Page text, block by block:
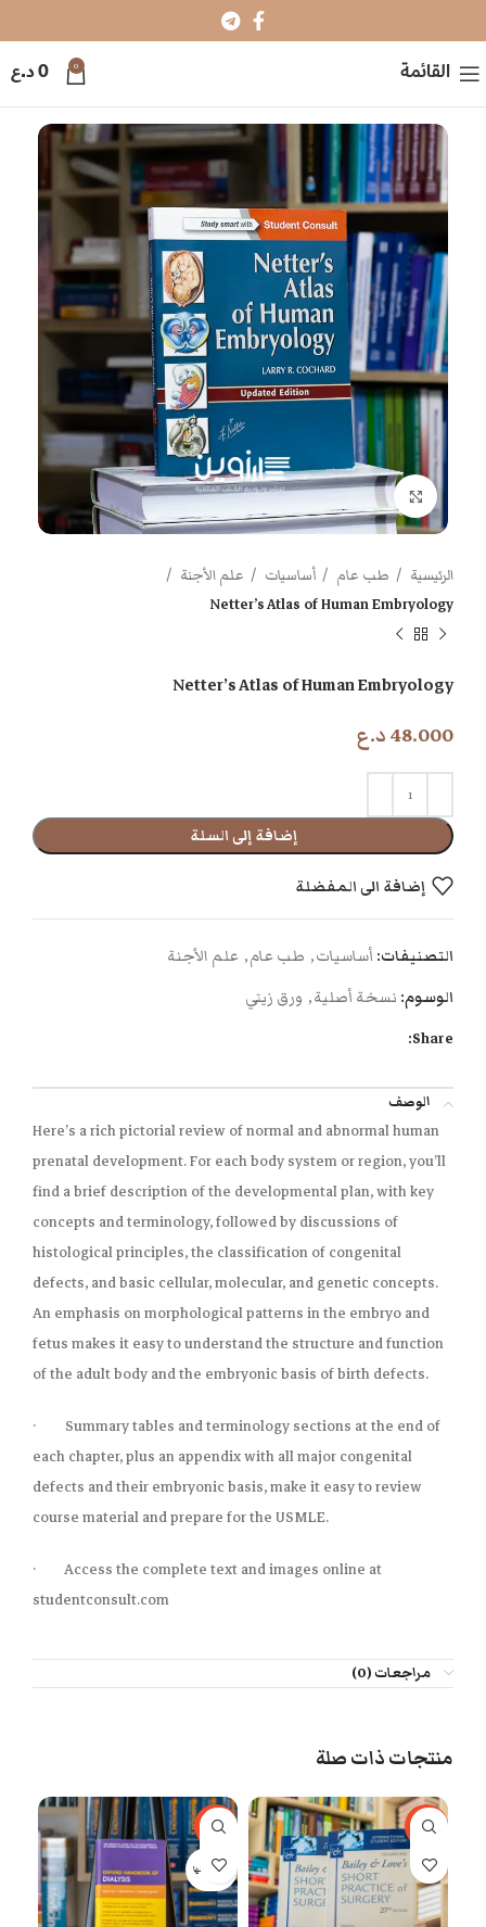
القائمة 0
0د.ع
اضغط للتكبير
الرئيسية طب عام أساسيات
علم الأجنة
Netter’s Atlas of Human Embryology
Netter’s Atlas of Human Embryology
48.000د.ع
إضافة إلى السلة
إضافة الى المفضلة
التصنيفات: أساسيات, طب عام, علم الأجنة
الوسوم: نسخة أصلية, ورق زيتي
Share:
الوصف
Here’s a rich pictorial review of normal and abnormal human
prenatal development. For each body system or region, you’ll
find a brief description of the developmental plan, with key
concepts and terminology, followed by discussions of
histological principles, the classification of congenital
defects, and basic cellular, molecular, and genetic concepts.
An emphasis on morphological patterns in the embryo and
fetus makes it easy to understand the structure and function
of the adult body and the embryonic basis of birth defects.
· Summary tables and terminology sections at the end of
each chapter, plus an appendix with all major congenital
defects and their embryonic basis, make it easy to review
course material and prepare for the USMLE.
· Access the complete text and images online at
studentconsult.com
مراجعات (0)
منتجات ذات صلة
-53%
-67%
بيعت كلها